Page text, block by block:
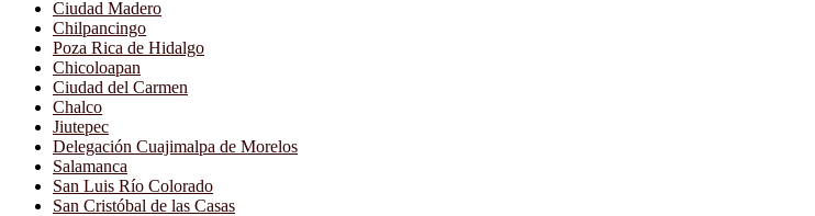
Ciudad Madero
Chilpancingo
Poza Rica de Hidalgo
Chicoloapan
Ciudad del Carmen
Chalco
Jiutepec
Delegación Cuajimalpa de Morelos
Salamanca
San Luis Río Colorado
San Cristóbal de las Casas